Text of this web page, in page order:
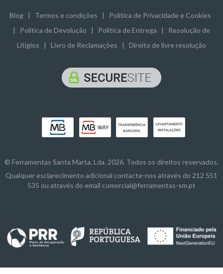
Blog| Termos e condições | Política de Privacidade e Cookies
| Política de Devolução | Política de Entrega | Resolução de
Litígios | Livro de Reclamações | Direito de livre resolução
© Ferramentas Santa Marta, Lda. 2026. Todos os direitos reservados.
Qualquer esclarecimento adicional contacte-nos através do 212 551
535 ou através do email comercial@ferramentas-sm.pt